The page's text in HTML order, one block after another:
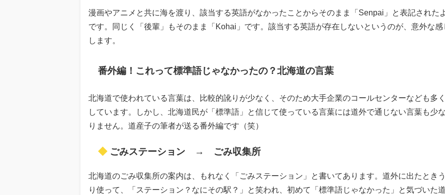
漫画やアニメと共に海を渡り、該当する英語がなかったことからそのまま「Senpai」と表記された
です。同じく「後輩」もそのまま「Kohai」です。該当する英語が存在しないというのが、意外な感
します。
番外編！これって標準語じゃなかったの？北海道の言葉
北海道で使われている言葉は、比較的訛りが少なく、そのため大手企業のコールセンターなども多
しています。しかし、北海道民が「標準語」と信じて使っている言葉には道外で通じない言葉も少
りません。道産子の筆者が送る番外編です（笑）
◆ ごみステーション → ごみ収集所
北海道のごみ収集所の案内は、もれなく「ごみステーション」と書いてあります。道外に出たとき
り使って、「ステーション？なにその駅？」と笑われ、初めて「標準語じゃなかった」と気づいた